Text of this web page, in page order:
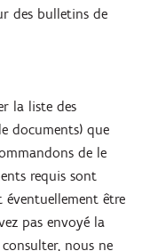
des bulletins de
la liste des
documents) que
de le
requis sont
être
pas envoyé la
nous ne